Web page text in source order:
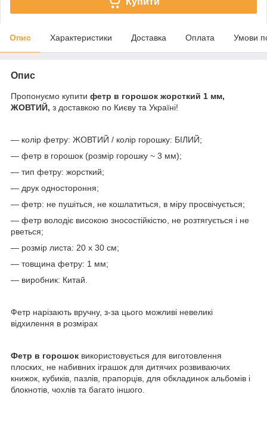
Опис Характеристики Доставка Оплата Умови
Опис
Пропонуємо купити фетр в горошок жорсткий 1 мм,
ЖОВТИЙ, з доставкою по Києву та Україні!
— колір фетру: ЖОВТИЙ / колір горошку: БІЛИЙ;
— фетр в горошок (розмір горошку ~ 3 мм);
— тип фетру: жорсткий;
— друк одностороння;
— фетр: не пушіться, не кошлатиться, в міру просвічується;
— фетр володіє високою зносостійкістю, не розтягується і не
рветься;
— розмір листа: 20 х 30 см;
— товщина фетру: 1 мм;
— виробник: Китай.
Фетр нарізають вручну, з-за цього можливі невеликі
відхилення в розмірах
Фетр в горошок використовується для виготовлення
плоских, не набивних іграшок для дитячих розвиваючих
книжок, кубиків, пазлів, прапорців, для обкладинок альбомів і
блокнотів, чохлів та багато іншого.